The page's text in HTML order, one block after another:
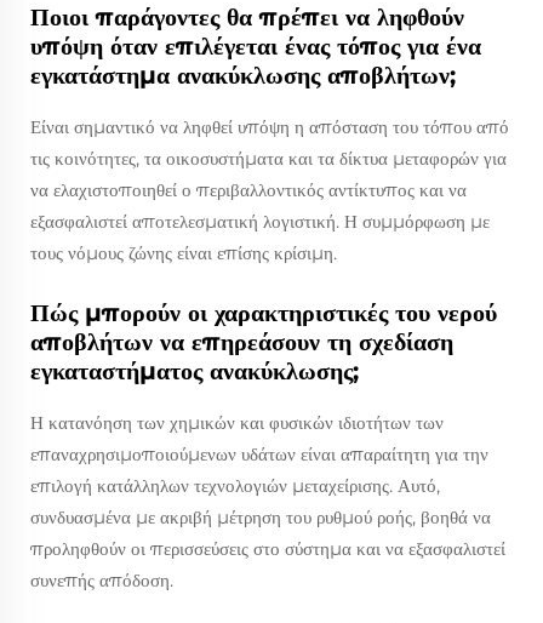
Ποιοι παράγοντες θα πρέπει να ληφθούν
υπόψη όταν επιλέγεται ένας τόπος για ένα
εγκατάστημα ανακύκλωσης αποβλήτων;
Είναι σημαντικό να ληφθεί υπόψη η απόσταση του τόπου από
τις κοινότητες, τα οικοσυστήματα και τα δίκτυα μεταφορών για
να ελαχιστοποιηθεί ο περιβαλλοντικός αντίκτυπος και να
εξασφαλιστεί αποτελεσματική λογιστική. Η συμμόρφωση με
τους νόμους ζώνης είναι επίσης κρίσιμη.
Πώς μπορούν οι χαρακτηριστικές του νερού
αποβλήτων να επηρεάσουν τη σχεδίαση
εγκαταστήματος ανακύκλωσης;
Η κατανόηση των χημικών και φυσικών ιδιοτήτων των
επαναχρησιμοποιούμενων υδάτων είναι απαραίτητη για την
επιλογή κατάλληλων τεχνολογιών μεταχείρισης. Αυτό,
συνδυασμένα με ακριβή μέτρηση του ρυθμού ροής, βοηθά να
προληφθούν οι περισσεύσεις στο σύστημα και να εξασφαλιστεί
συνεπής απόδοση.